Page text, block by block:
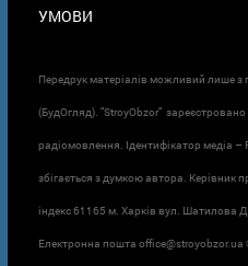
УМОВИ
Передрук матеріалів можливий лише з
(БудОгляд). "StroyObzor"
радіомовлення. Ідентифікатор медіа
збігається з думкою автора. Керівник
індекс 61165 м. Харків вул. Шатилова
Електронна пошта office@stroyobzor.ua